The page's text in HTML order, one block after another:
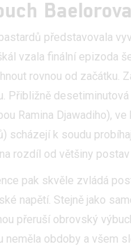
představovala
vzala finální epizoda
rovnou od začátku.
Přibližně
Ramina Djawadiho),
scházejí k soudu
rozdíl od většiny
pak skvěle zvládá
napětí. Stejně jako
přeruší obrovský
neměla obdoby a všem